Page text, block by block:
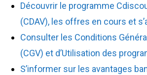
Découvrir le programme
(CDAV), les offres en cours et
Consulter les Conditions
(CGV) et d’Utilisation des
S’informer sur les avantages